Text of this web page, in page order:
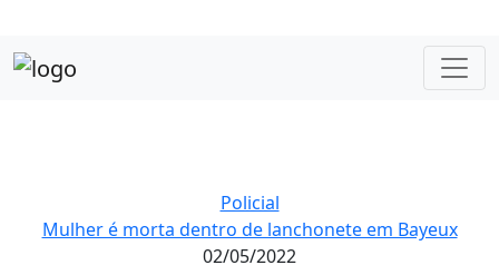
Policial
Mulher é morta dentro de lanchonete em Bayeux
02/05/2022